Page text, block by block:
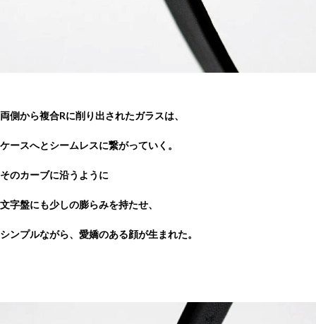
両側から複合Rに削り出されたガラスは、
ケースへとシームレスに繋がっていく。
そのカーブに沿うように
文字盤にも少しの膨らみを持たせ、
シンプルながら、愛嬌のある顔が生まれた。